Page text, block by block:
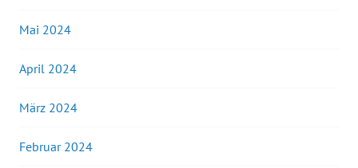
Mai 2024
April 2024
März 2024
Februar 2024